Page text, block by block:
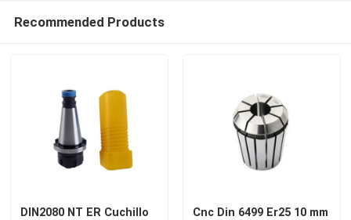
Recommended Products
DIN2080 NT ER Cuchillo
Cnc Din 6499 Er25 10 mm